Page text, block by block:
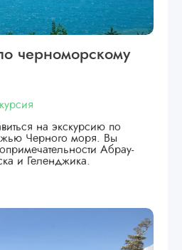
черноморскому
на экскурсию по
Черного моря. Вы
Абрау-
и Геленджика.